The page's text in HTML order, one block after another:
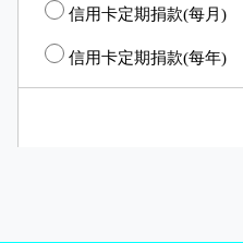
信用卡定期捐款(每月)
信用卡定期捐款(每年)